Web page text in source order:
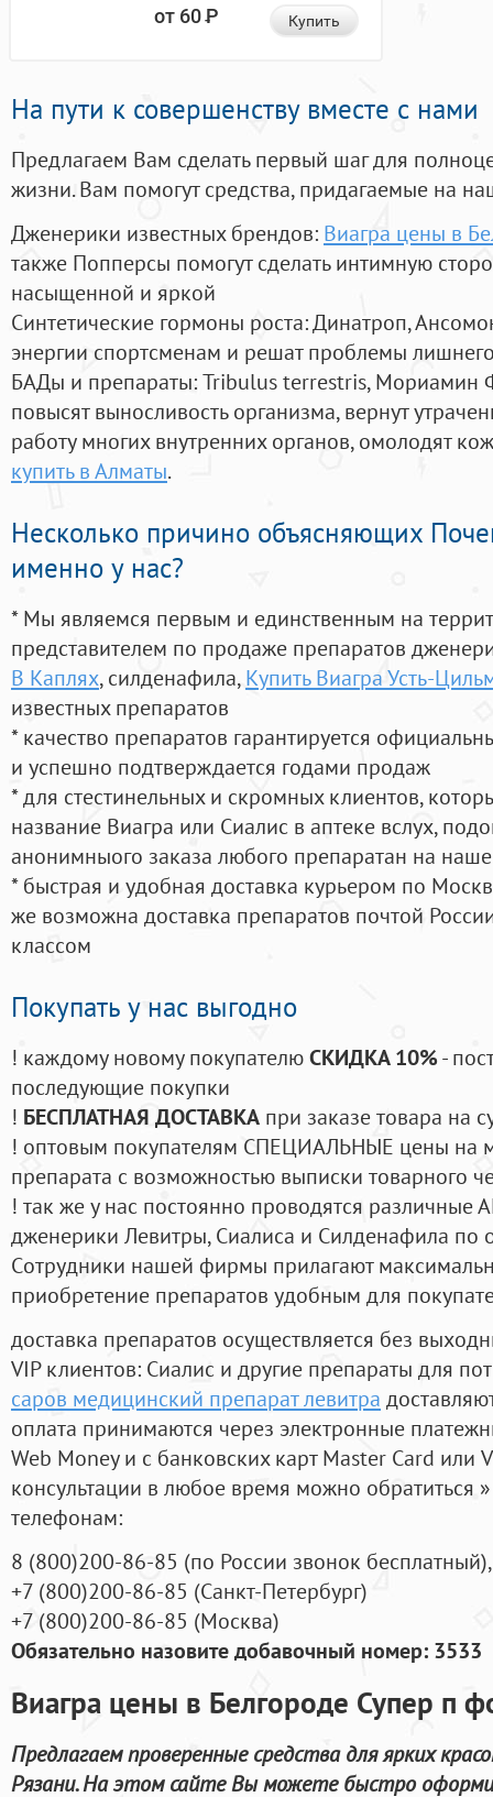
от 60Р Купить
На пути к совершенству вместе с нами
Предлагаем Вам сделать первый шаг для
жизни. Вам помогут средства, придагаемые на
Дженерики известных брендов: Виагра цены в
также Попперсы помогут сделать интимную
насыщенной и яркой
Синтетические гормоны роста: Динатроп,
энергии спортсменам и решат проблемы
БАДы и препараты:Tribulus terrestris, Мориамин
повысят выносливость организма, вернут
работу многих внутренних органов, омолодят
купить в Алматы.
Несколько причино объясняющих
именно у нас?
* Мы являемся первым и единственным на
представителем по продаже препаратов
В Каплях, силденафила, Купить Виагра Усть-
известных препаратов
* качество препаратов гарантируется
и успешно подтверждается годами продаж
* для стестинельных и скромных клиентов,
название Виагра или Сиалис в аптеке вслух,
анонимныого заказа любого препаратан на
* быстрая и удобная доставка курьером по
же возможна доставка препаратов почтой
классом
Покупать у нас выгодно
! каждому новому покупателюСКИДКА 10%-
последующие покупки
! БЕСПЛАТНАЯ ДОСТАВКА при заказе товара на
! оптовым покупателям СПЕЦИАЛЬНЫЕ цены на
препарата с возможностью выписки товарного
! так же у нас постоянно проводятся
дженерики Левитры, Сиалиса и Силденафила по
Cотрудники нашей фирмы прилагают
приобретение препаратов удобным для
доставка препаратов осуществляется без
VIP клиентов: Сиалис и другие препараты для
саров медицинский препарат левитра
оплата принимаются через электронные
Web Money и с банковских карт Master Card или
консультации в любое время можно обратиться
телефонам:
8 (800)200-86-85 (по России звонок бесплатный),
+7 (800)200-86-85 (Санкт-Петербург)
+7 (800)200-86-85 (Москва)
Обязательно назовите добавочный номер: 3533
Виагра цены в Белгороде Супер п
Предлагаем проверенные средства для ярких
Рязани. На этом сайте Вы можете быстро